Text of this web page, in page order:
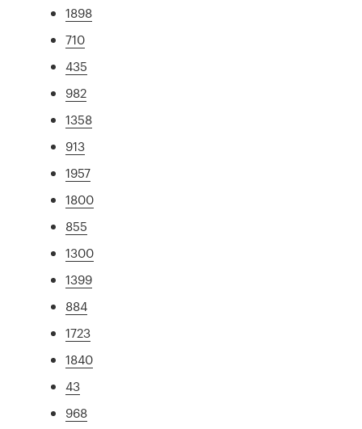
1898
710
435
982
1358
913
1957
1800
855
1300
1399
884
1723
1840
43
968